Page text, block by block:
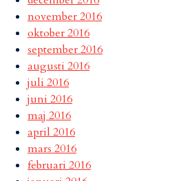
november 2016
oktober 2016
september 2016
augusti 2016
juli 2016
juni 2016
maj 2016
april 2016
mars 2016
februari 2016